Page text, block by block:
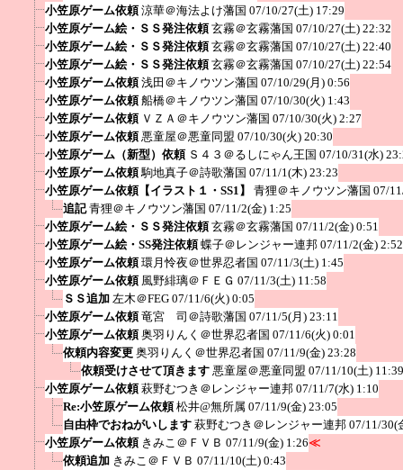
小笠原ゲーム依頼 涼華＠海法よけ藩国 07/10/27(土) 17:29
小笠原ゲーム絵・ＳＳ発注依頼 玄霧＠玄霧藩国 07/10/27(土) 22:32
小笠原ゲーム絵・ＳＳ発注依頼 玄霧＠玄霧藩国 07/10/27(土) 22:40
小笠原ゲーム絵・ＳＳ発注依頼 玄霧＠玄霧藩国 07/10/27(土) 22:54
小笠原ゲーム依頼 浅田＠キノウツン藩国 07/10/29(月) 0:56
小笠原ゲーム依頼 船橋＠キノウツン藩国 07/10/30(火) 1:43
小笠原ゲーム依頼 ＶＺＡ＠キノウツン藩国 07/10/30(火) 2:27
小笠原ゲーム依頼 悪童屋＠悪童同盟 07/10/30(火) 20:30
小笠原ゲーム（新型）依頼 Ｓ４３＠るしにゃん王国 07/10/31(水)
小笠原ゲーム依頼 駒地真子＠詩歌藩国 07/11/1(木) 23:23
小笠原ゲーム依頼【イラスト１・SS1】
青狸＠キノウツン藩国 07/
追記 青狸＠キノウツン藩国 07/11/2(金) 1:25
小笠原ゲーム絵・ＳＳ発注依頼 玄霧＠玄霧藩国 07/11/2(金) 0:51
小笠原ゲーム絵・SS発注依頼 蝶子＠レンジャー連邦 07/11/2(金) 2:52
小笠原ゲーム依頼 環月怜夜＠世界忍者国 07/11/3(土) 1:45
小笠原ゲーム依頼 風野緋璃＠ＦＥＧ 07/11/3(土) 11:58
ＳＳ追加 左木＠FEG 07/11/6(火) 0:05
小笠原ゲーム依頼 竜宮 司＠詩歌藩国 07/11/5(月) 23:11
小笠原ゲーム依頼 奥羽りんく＠世界忍者国 07/11/6(火) 0:01
依頼内容変更 奥羽りんく＠世界忍者国 07/11/9(金) 23:28
依頼受けさせて頂きます 悪童屋＠悪童同盟 07/11/10(土) 11:39
小笠原ゲーム依頼 萩野むつき＠レンジャー連邦 07/11/7(水) 1:10
Re:小笠原ゲーム依頼 松井@無所属 07/11/9(金) 23:05
自由枠でおねがいします 萩野むつき＠レンジャー連邦 07/11/30(
小笠原ゲーム依頼 きみこ＠ＦＶＢ 07/11/9(金) 1:26≪
依頼追加 きみこ＠ＦＶＢ 07/11/10(土) 0:43